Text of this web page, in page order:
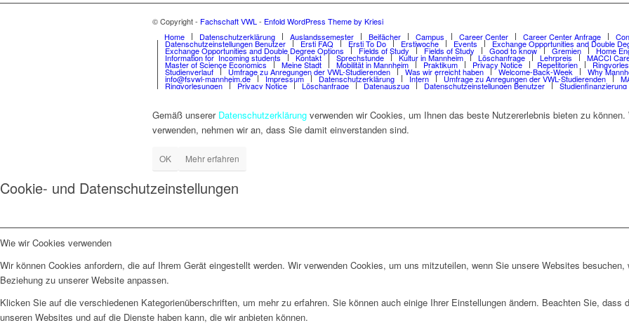
© Copyright - Fachschaft VWL - Enfold WordPress Theme by Kriesi
Home
Datenschutzerklärung Auslandssemester Beifächer Campus Career Center Career Center Anfrage
Datenschutzeinstellungen Benutzer Ersti FAQ Ersti To Do Erstiwoche Events Exchange Opportunities and Double
Exchange Opportunities and Double Degree Options Fields of Study Fields of Study Good to know Gremien Home
Information for Incoming students Kontakt Sprechstunde Kultur in Mannheim Löschanfrage Lehrpreis MACCI
Master of Science Economics Meine Stadt Mobilität in Mannheim Praktikum Privacy Notice Repetitorien
Studienverlauf Umfrage zu Anregungen der VWL-Studierenden Was wir erreicht haben Welcome-Back-Week Why
info@fsvwl-mannheim.de Impressum Datenschutzerklärung Intern Umfrage zu Anregungen der VWL-Studierenden
Ringvorlesungen Privacy Notice Löschanfrage Datenauszug Datenschutzeinstellungen Benutzer Studienfinanzierung
Gemäß unserer Datenschutzerklärung verwenden wir Cookies, um Ihnen das beste Nutzererlebnis bieten zu
verwenden, nehmen wir an, dass Sie damit einverstanden sind.
OK Mehr erfahren
Cookie- und Datenschutzeinstellungen
Wie wir Cookies verwenden
Wir können Cookies anfordern, die auf Ihrem Gerät eingestellt werden. Wir verwenden Cookies, um uns mitzuteilen, wenn Sie unsere Websites
Beziehung zu unserer Website anpassen.
Klicken Sie auf die verschiedenen Kategorienüberschriften, um mehr zu erfahren. Sie können auch einige Ihrer Einstellungen ändern. Beachten Sie,
unseren Websites und auf die Dienste haben kann, die wir anbieten können.